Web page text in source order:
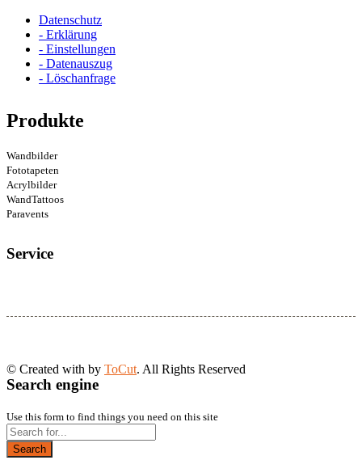
Datenschutz
- Erklärung
- Einstellungen
- Datenauszug
- Löschanfrage
Produkte
Wandbilder
Fototapeten
Acrylbilder
WandTattoos
Paravents
Service
© Created with by ToCut. All Rights Reserved
Search engine
Use this form to find things you need on this site
Search